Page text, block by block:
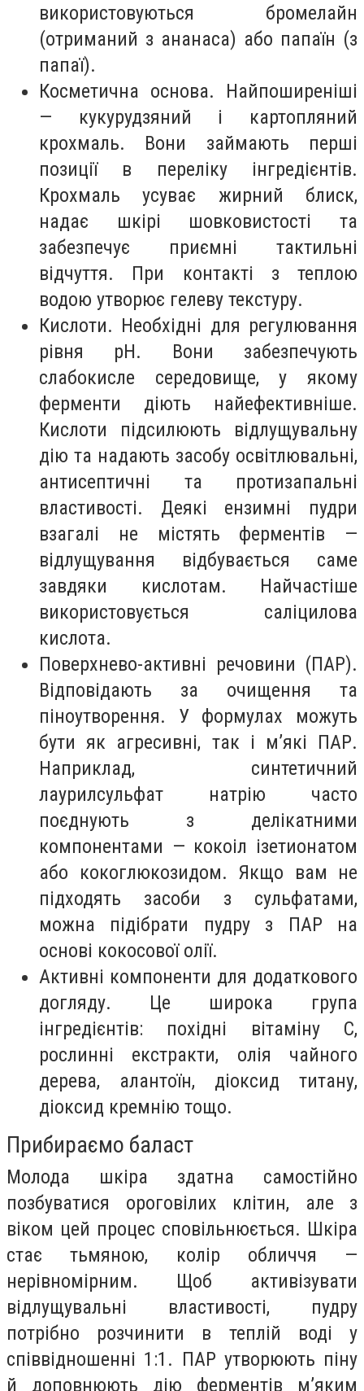
використовуються бромелайн
(отриманий з ананаса) або папаїн (з
папаї).
Косметична основа. Найпоширеніші
— кукурудзяний і картопляний
крохмаль. Вони займають перші
позиції в переліку інгредієнтів.
Крохмаль усуває жирний блиск,
надає шкірі шовковистості та
забезпечує приємні тактильні
відчуття. При контакті з теплою
водою утворює гелеву текстуру.
Кислоти. Необхідні для регулювання
рівня pH. Вони забезпечують
слабокисле середовище, у якому
ферменти діють найефективніше.
Кислоти підсилюють відлущувальну
дію та надають засобу освітлювальні,
антисептичні та протизапальні
властивості. Деякі ензимні пудри
взагалі не містять ферментів —
відлущування відбувається саме
завдяки кислотам. Найчастіше
використовується саліцилова
кислота.
Поверхнево-активні речовини (ПАР).
Відповідають за очищення та
піноутворення. У формулах можуть
бути як агресивні, так і м’які ПАР.
Наприклад, синтетичний
лаурилсульфат натрію часто
поєднують з делікатними
компонентами — кокоіл ізетионатом
або кокоглюкозидом. Якщо вам не
підходять засоби з сульфатами,
можна підібрати пудру з ПАР на
основі кокосової олії.
Активні компоненти для додаткового
догляду. Це широка група
інгредієнтів: похідні вітаміну С,
рослинні екстракти, олія чайного
дерева, алантоїн, діоксид титану,
діоксид кремнію тощо.
Прибираємо баласт
Молода шкіра здатна самостійно
позбуватися ороговілих клітин, але з
віком цей процес сповільнюється. Шкіра
стає тьмяною, колір обличчя —
нерівномірним. Щоб активізувати
відлущувальні властивості, пудру
потрібно розчинити в теплій воді у
співвідношенні 1:1. ПАР утворюють піну
й доповнюють дію ферментів м’яким